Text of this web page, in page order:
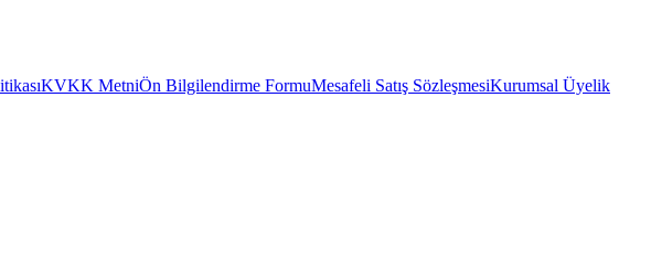
KVKK MetniÖn Bilgilendirme FormuMesafeli Satış SözleşmesiKurumsal Üyelik